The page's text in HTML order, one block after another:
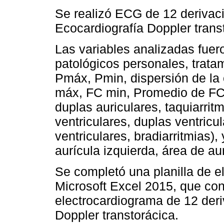
Se realizó ECG de 12
Ecocardiografía Doppler
Las variables analizadas
patológicos personales,
Pmáx, Pmin, dispersión de la
máx, FC min, Promedio de
duplas auriculares,
ventriculares, duplas
ventriculares,
aurícula izquierda, área de
Se completó una planilla de
Microsoft Excel 2015, que
electrocardiograma de 12
Doppler transtorácica.